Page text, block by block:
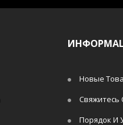
Новые
Свяжитесь
Порядок И